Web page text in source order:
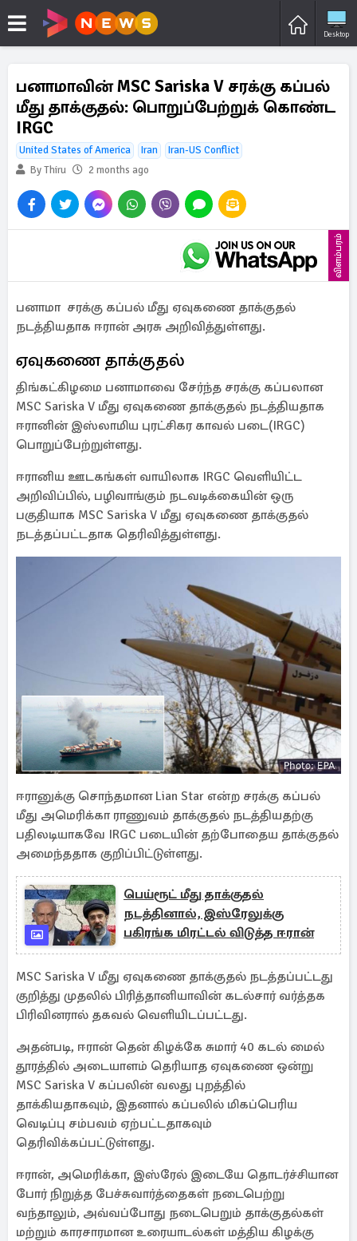
Desktop
பனாமாவின் MSC Sariska V சரக்கு கப்பல்
மீது தாக்குதல்: பொறுப்பேற்றுக் கொண்ட
IRGC
United States of America Iran
Iran-US Conflict
By Thiru
2 months ago
விளம்பரம்
பனாமா சரக்கு கப்பல் மீது ஏவுகணை தாக்குதல்
நடத்தியதாக ஈரான் அரசு அறிவித்துள்ளது.
ஏவுகணை தாக்குதல்
திங்கட்கிழமை பனாமாவை சேர்ந்த சரக்கு கப்பலான
MSC Sariska V மீது ஏவுகணை தாக்குதல் நடத்தியதாக
ஈரானின் இஸ்லாமிய புரட்சிகர காவல் படை(IRGC)
பொறுப்பேற்றுள்ளது.
ஈரானிய ஊடகங்கள் வாயிலாக IRGC வெளியிட்ட
அறிவிப்பில், பழிவாங்கும் நடவடிக்கையின் ஒரு
பகுதியாக MSC Sariska V மீது ஏவுகணை தாக்குதல்
நடத்தப்பட்டதாக தெரிவித்துள்ளது.
ஈரானுக்கு சொந்தமான Lian Star என்ற சரக்கு கப்பல்
மீது அமெரிக்கா ராணுவம் தாக்குதல் நடத்தியதற்கு
பதிலடியாகவே IRGC படையின் தற்போதைய தாக்குதல்
அமைந்ததாக குறிப்பிட்டுள்ளது.
பெய்ரூட் மீது தாக்குதல்
நடத்தினால், இஸ்ரேலுக்கு
பகிரங்க மிரட்டல் விடுத்த ஈரான்
MSC Sariska V மீது ஏவுகணை தாக்குதல் நடத்தப்பட்டது
குறித்து முதலில் பிரித்தானியாவின் கடல்சார் வர்த்தக
பிரிவினரால் தகவல் வெளியிடப்பட்டது.
அதன்படி, ஈரான் தென் கிழக்கே சுமார் 40 கடல் மைல்
தூரத்தில் அடையாளம் தெரியாத ஏவுகணை ஒன்று
MSC Sariska V கப்பலின் வலது புறத்தில்
தாக்கியதாகவும், இதனால் கப்பலில் மிகப்பெரிய
வெடிப்பு சம்பவம் ஏற்பட்டதாகவும்
தெரிவிக்கப்பட்டுள்ளது.
ஈரான், அமெரிக்கா, இஸ்ரேல் இடையே தொடர்ச்சியான
போர் நிறுத்த பேச்சுவார்த்தைகள் நடைபெற்று
வந்தாலும், அவ்வப்போது நடைபெறும் தாக்குதல்கள்
மற்றும் காரசாரமான உரையாடல்கள் மத்திய கிழக்கு